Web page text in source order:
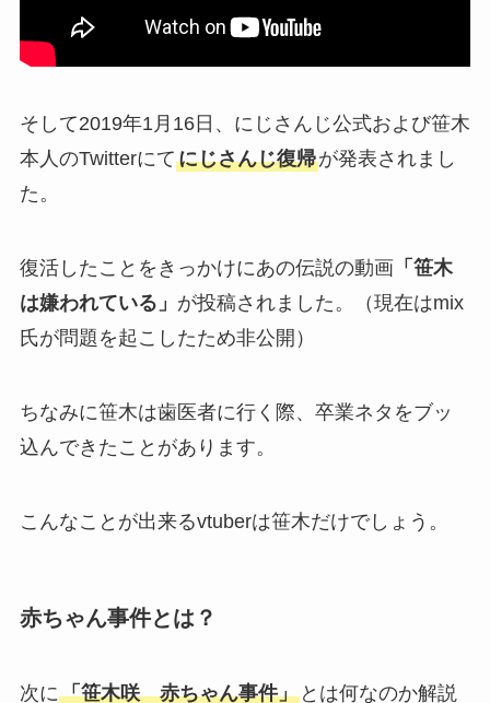
そして2019年1月16日、にじさんじ公式および笹木
本人のTwitterにてにじさんじ復帰が発表されまし
た。
復活したことをきっかけにあの伝説の動画「笹木
は嫌われている」 が投稿されました。（現在はmix
氏が問題を起こしたため非公開）
ちなみに笹木は歯医者に行く際、卒業ネタをブッ
込んできたことがあります。
こんなことが出来るvtuberは笹木だけでしょう。
赤ちゃん事件とは？
次に「笹木咲 赤ちゃん事件」とは何なのか解説